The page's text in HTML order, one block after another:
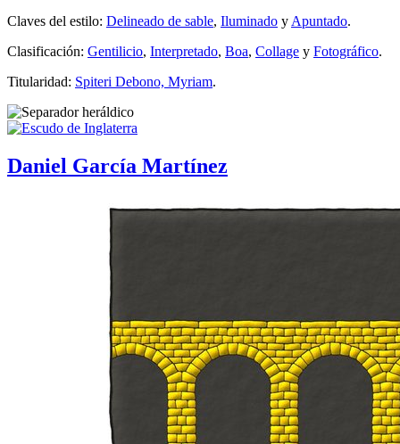
Claves del estilo: Delineado de sable, Iluminado yApuntado.
Clasificación: Gentilicio, Interpretado, Boa, Collage y Fotográfico.
Titularidad: Spiteri Debono, Myriam.
Daniel García Martínez